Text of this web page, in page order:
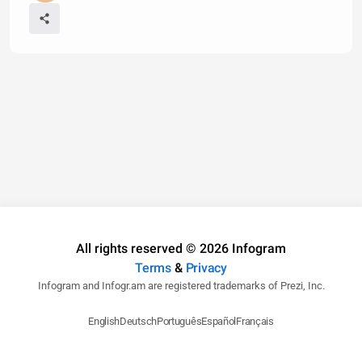
All rights reserved © 2026 Infogram
Terms& Privacy
Infogram and Infogr.am are registered trademarks of Prezi, Inc.
EnglishDeutschPortuguêsEspañol Français